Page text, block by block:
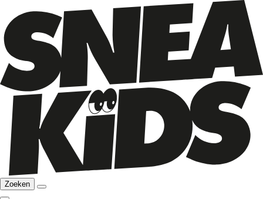
Zoeken